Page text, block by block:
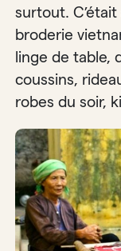
surtout.
broderie
linge de table,
coussins,
robes du soir,